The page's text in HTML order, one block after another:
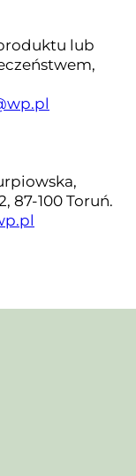
lub
87-100 Toruń.